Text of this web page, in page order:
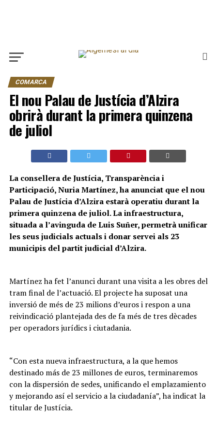
COMARCA
El nou Palau de Justícia d’Alzira
obrirà durant la primera quinzena
de juliol
La consellera de Justícia, Transparència i
Participació, Nuria Martínez, ha anunciat que el nou
Palau de Justícia d’Alzira estarà operatiu durant la
primera quinzena de juliol. La infraestructura,
situada a l’avinguda de Luis Suñer, permetrà unificar
les seus judicials actuals i donar servei als 23
municipis del partit judicial d’Alzira.
Martínez ha fet l’anunci durant una visita a les obres del
tram final de l’actuació. El projecte ha suposat una
inversió de més de 23 milions d’euros i respon a una
reivindicació plantejada des de fa més de tres dècades
per operadors jurídics i ciutadania.
“Con esta nueva infraestructura, a la que hemos
destinado más de 23 millones de euros, terminaremos
con la dispersión de sedes, unificando el emplazamiento
y mejorando así el servicio a la ciudadanía”, ha indicat la
titular de Justícia.